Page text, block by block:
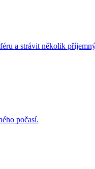
a strávit několik
počasí.